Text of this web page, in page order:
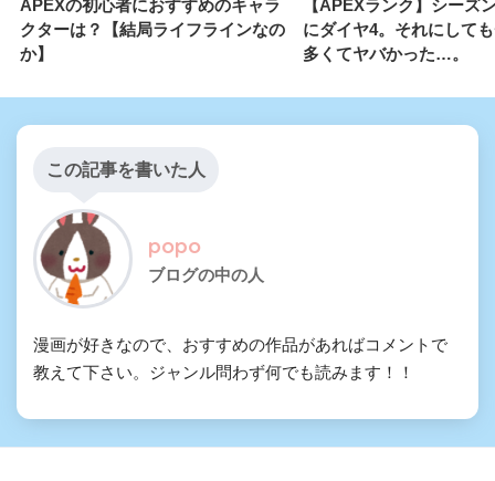
APEXの初心者におすすめのキャラ
クターは？【結局ライフラインなの
か】
【APEXランク】シーズ
にダイヤ4。それにして
多くてヤバかった…。
この記事を書いた人
popo
ブログの中の人
漫画が好きなので、おすすめの作品があればコメントで
教えて下さい。ジャンル問わず何でも読みます！！